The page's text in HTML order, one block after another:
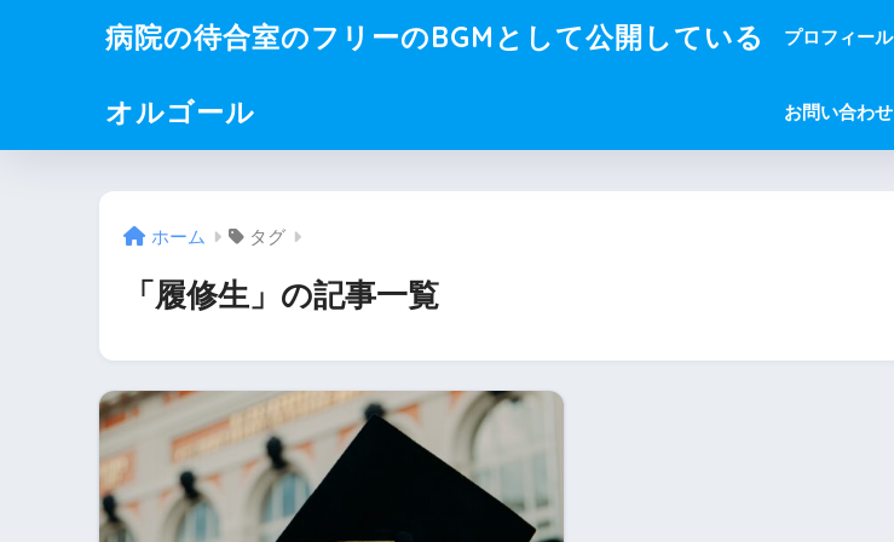
病院の待合室のフリーのBGMとして公開している
オルゴール
プロフィール
お問い合わせ
ホーム タグ
「履修生」の記事一覧